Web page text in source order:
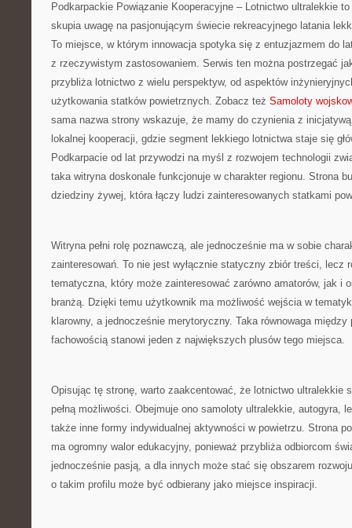
Podkarpackie Powiązanie Kooperacyjne – Lotnictwo ultralekkie
skupia uwagę na pasjonującym świecie rekreacyjnego latania
To miejsce, w którym innowacja spotyka się z entuzjazmem do
z rzeczywistym zastosowaniem. Serwis ten można postrzegać
przybliża lotnictwo z wielu perspektyw, od aspektów
użytkowania statków powietrznych. Zobacz też Samoloty
sama nazwa strony wskazuje, że mamy do czynienia z
lokalnej kooperacji, gdzie segment lekkiego lotnictwa staje się
Podkarpacie od lat przywodzi na myśl z rozwojem technologii
taka witryna doskonale funkcjonuje w charakter regionu. Strona
dziedziny żywej, która łączy ludzi zainteresowanych statkami
Witryna pełni rolę poznawczą, ale jednocześnie ma w sobie
zainteresowań. To nie jest wyłącznie statyczny zbiór treści, lecz
tematyczna, który może zainteresować zarówno amatorów, jak i
branżą. Dzięki temu użytkownik ma możliwość wejścia w
klarowny, a jednocześnie merytoryczny. Taka równowaga
fachowością stanowi jeden z największych plusów tego miejsca.
Opisując tę stronę, warto zaakcentować, że lotnictwo ultralekkie
pełną możliwości. Obejmuje ono samoloty ultralekkie, autogyra,
także inne formy indywidualnej aktywności w powietrzu. Strona
ma ogromny walor edukacyjny, ponieważ przybliża odbiorcom
jednocześnie pasją, a dla innych może stać się obszarem
o takim profilu może być odbierany jako miejsce inspiracji.